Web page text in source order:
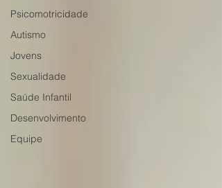
Psicomotricidade
Autismo
Jovens
Sexualidade
Saúde Infantil
Desenvolvimento
Equipe